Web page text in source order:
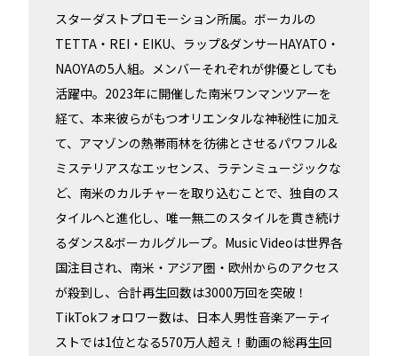
スターダストプロモーション所属。ボーカルの
TETTA・REI・EIKU、ラップ&ダンサーHAYATO・
NAOYAの5人組。メンバーそれぞれが俳優としても
活躍中。2023年に開催した南米ワンマンツアーを
経て、本来彼らがもつオリエンタルな神秘性に加え
て、アマゾンの熱帯雨林を彷彿とさせるパワフル&
ミステリアスなエッセンス、ラテンミュージックな
ど、南米のカルチャーを取り込むことで、独自のス
タイルへと進化し、唯一無二のスタイルを貫き続け
るダンス&ボーカルグループ。Music Videoは世界各
国注目され、南米・アジア圏・欧州からのアクセス
が殺到し、合計再生回数は3000万回を突破！
TikTokフォロワー数は、日本人男性音楽アーティ
ストでは1位となる570万人超え！動画の総再生回